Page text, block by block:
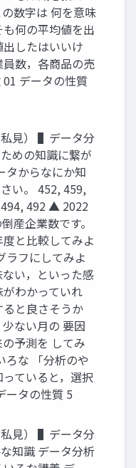
数字は 何を意味
何の平均値を出
したはいいけ
数，各商品の売
データの性質
見） ▌データ分
めの知識に繋が
タからなにか知
い。 452, 459,
492 ▲ 2022
産企業数です。
と比較してみよ
ラフにしてみよ
い，といった感
わかっていれ
と良さそうか
ない月の 要因
予測を してみ
ろな 「分析のや
ていると，選択
ータの性質 5
見） ▌データ分
知識 データ分析